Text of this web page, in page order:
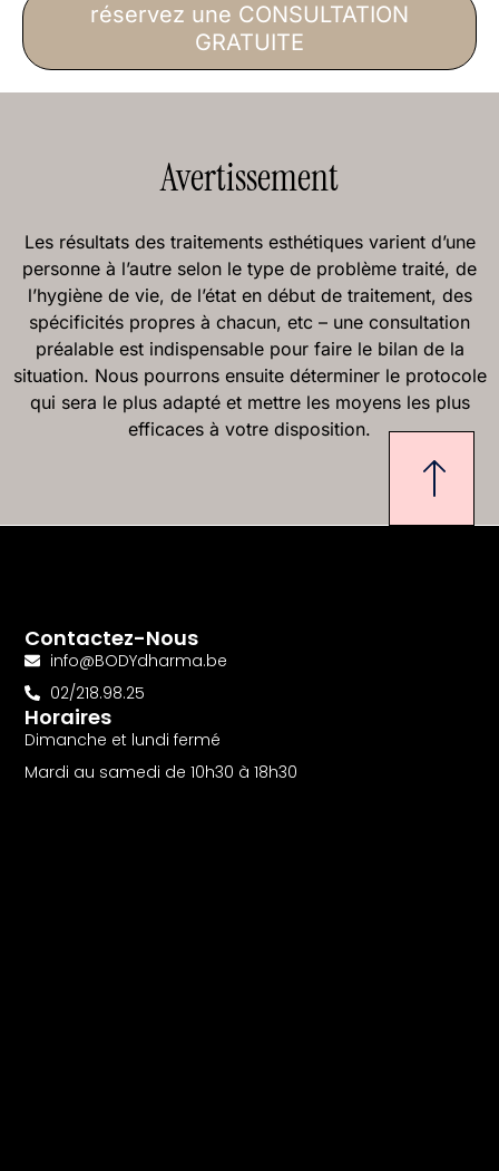
réservez une CONSULTATION
GRATUITE
Avertissement
Les résultats des traitements esthétiques varient d’une
personne à l’autre selon le type de problème traité, de
l’hygiène de vie, de l’état en début de traitement, des
spécificités propres à chacun, etc – une consultation
préalable est indispensable pour faire le bilan de la
situation. Nous pourrons ensuite déterminer le protocole
qui sera le plus adapté et mettre les moyens les plus
efficaces à votre disposition.
Contactez-Nous
info@BODYdharma.be
02/218.98.25
Horaires
Dimanche et lundi fermé
Mardi au samedi de 10h30 à 18h30